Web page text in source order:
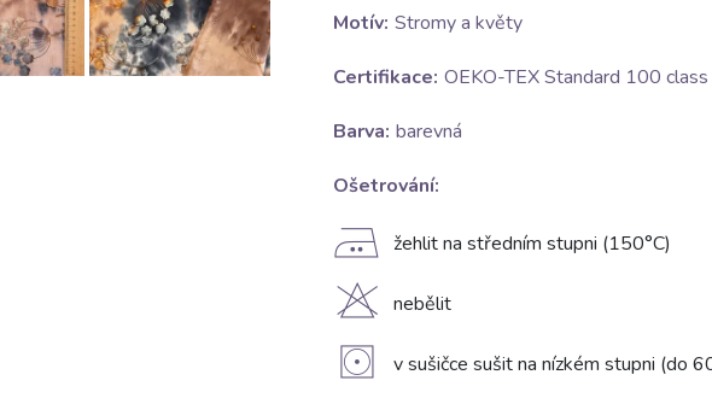
Motív: Stromy a květy
Certifikace: OEKO-TEX Standard 100 class
Barva: barevná
Ošetrování:
E žehlit na středním stupni (150°C)
H nebělit
V v sušičce sušit na nízkém stupni (do